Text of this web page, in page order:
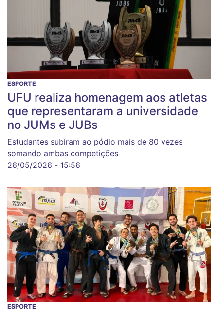
ESPORTE
UFU realiza homenagem aos atletas
que representaram a universidade
no JUMs e JUBs
Estudantes subiram ao pódio mais de 80 vezes
somando ambas competições
26/05/2026 - 15:56
ESPORTE